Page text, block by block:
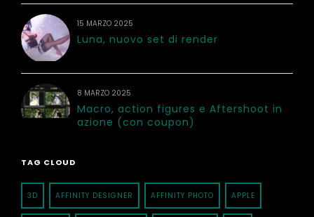
15 MARZO 2025
Luna, nuovo set di render
8 MARZO 2025
Macro, action figures e Aftershoot in
azione (con coupon)
TAG CLOUD
3D AFFINITY DESIGNER AFFINITY PHOTO APPLE